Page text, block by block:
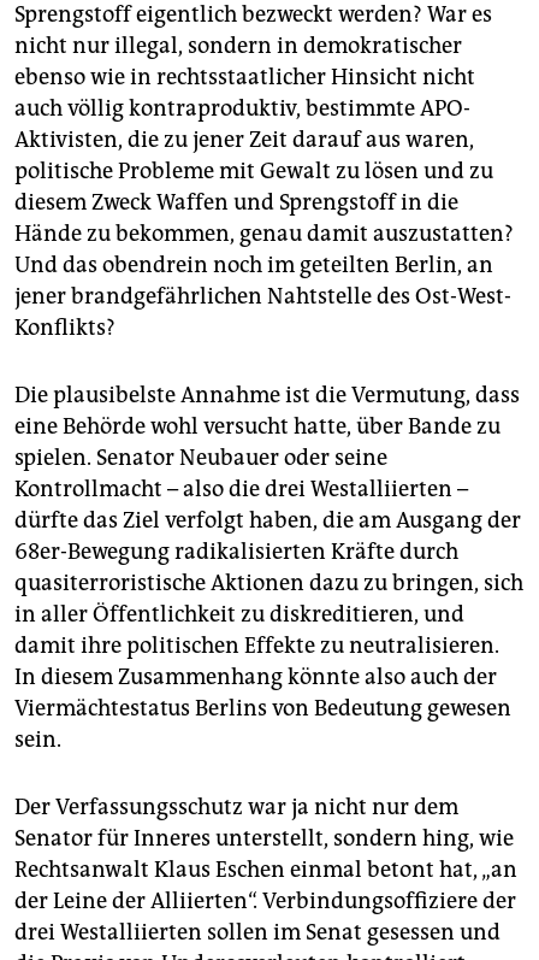
Sprengstoff eigentlich bezweckt werden? War es
nicht nur illegal, sondern in demokratischer
ebenso wie in rechtsstaatlicher Hinsicht nicht
auch völlig kontraproduktiv, bestimmte APO-
Aktivisten, die zu jener Zeit darauf aus waren,
politische Probleme mit Gewalt zu lösen und zu
diesem Zweck Waffen und Sprengstoff in die
Hände zu bekommen, genau damit auszustatten?
Und das obendrein noch im geteilten Berlin, an
jener brandgefährlichen Nahtstelle des Ost-West-
Konflikts?
Die plausibelste Annahme ist die Vermutung, dass
eine Behörde wohl versucht hatte, über Bande zu
spielen. Senator Neubauer oder seine
Kontrollmacht – also die drei Westalliierten –
dürfte das Ziel verfolgt haben, die am Ausgang der
68er-Bewegung radikalisierten Kräfte durch
quasiterroristische Aktionen dazu zu bringen, sich
in aller Öffentlichkeit zu diskreditieren, und
damit ihre politischen Effekte zu neutralisieren.
In diesem Zusammenhang könnte also auch der
Viermächtestatus Berlins von Bedeutung gewesen
sein.
Der Verfassungsschutz war ja nicht nur dem
Senator für Inneres unterstellt, sondern hing, wie
Rechtsanwalt Klaus Eschen einmal betont hat, „an
der Leine der Alliierten“. Verbindungsoffiziere der
drei Westalliierten sollen im Senat gesessen und